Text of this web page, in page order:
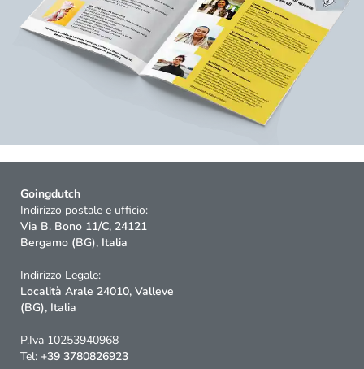
Goingdutch
Indirizzo postale e ufficio:
Via B. Bono 11/C, 24121
Bergamo (BG), Italia
Indirizzo Legale:
Località Arale 24010, Valleve
(BG), Italia
P.Iva 10253940968
Tel: +39 3780826923